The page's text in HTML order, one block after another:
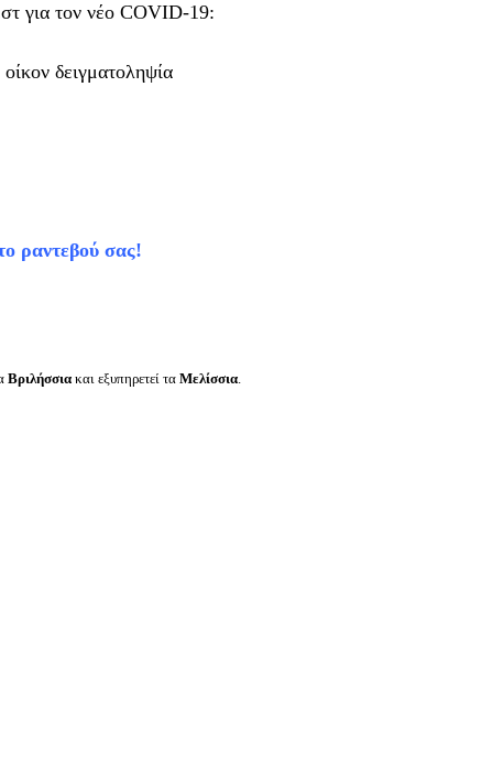
για τον νέο COVID-19:
δειγματοληψία
ραντεβού σας!
Βριλήσσια και εξυπηρετεί τα Μελίσσια.